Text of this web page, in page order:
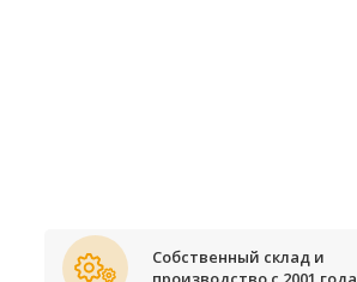
Собственный склад и